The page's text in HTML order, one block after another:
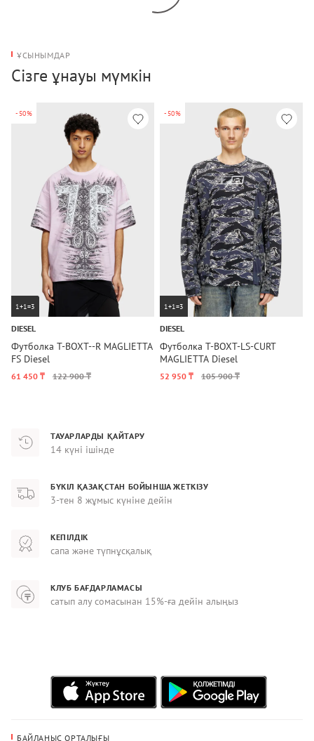
ҰСЫНЫМДАР
Сізге ұнауы мүмкін
-50%
1+1=3
DIESEL
Футболка T-BOXT--R MAGLIETTA
FS Diesel
61 450 ₸ 122 900 ₸
-50%
1+1=3
DIESEL
Футболка T-BOXT-LS-CURT
MAGLIETTA Diesel
52 950 ₸ 105 900 ₸
ТАУАРЛАРДЫ ҚАЙТАРУ
14 күні ішінде
БҮКІЛ ҚАЗАҚСТАН БОЙЫНША ЖЕТКІЗУ
3-тен 8 жұмыс күніне дейін
КЕПІЛДІК
сапа және түпнұсқалық
КЛУБ БАҒДАРЛАМАСЫ
сатып алу сомасынан 15%-ға дейін алыңыз
БАЙЛАНЫС ОРТАЛЫҒЫ